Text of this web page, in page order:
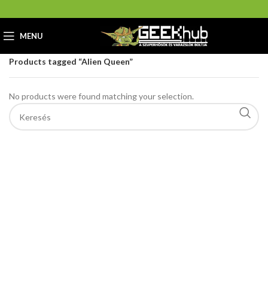
MENU
GeekHub Webáruház és Ajándékbolt
Products tagged “Alien Queen”
No products were found matching your selection.